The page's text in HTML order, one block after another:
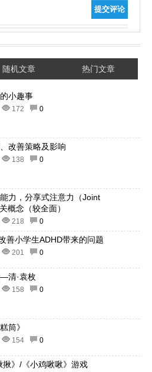
提交评论
随机文章 热门文章
小趣事
172 0
改善策略及影响
138 0
力，分享式注意力（Joint
概念（较全面）
218 0
善小学生ADHD带来的问题
201 0
清·袁枚
158 0
筒》
154 0
揪》/《小鸡啾啾》游戏